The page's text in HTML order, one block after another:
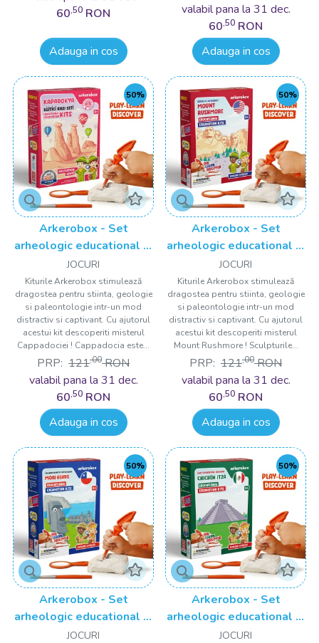
60,50 RON
Adauga in cos
valabil pana la 31 dec.
60,50 RON
Adauga in cos
50%
Arkerobox - Set
arheologic educational si
puzzle 3D, Cappadocia
JOCURI
Kiturile Arkerobox stimulează
dragostea pentru stiinta, geologie
si paleontologie intr-un mod
distractiv si captivant. Cu ajutorul
acestui kit descoperiti misterul
Cappadociei ! Cappadocia este...
PRP: 121,00 RON
valabil pana la 31 dec.
60,50 RON
Adauga in cos
50%
Arkerobox - Set
arheologic educational si
puzzle 3D, Mount
Rushmore
JOCURI
Kiturile Arkerobox stimulează
dragostea pentru stiinta, geologie
si paleontologie intr-un mod
distractiv si captivant. Cu ajutorul
acestui kit descoperiti misterul
Mount Rushmore ! Sculpturile...
PRP: 121,00 RON
valabil pana la 31 dec.
60,50 RON
Adauga in cos
50%
Arkerobox - Set
arheologic educational si
puzzle 3D, Moai Heads
JOCURI
50%
Arkerobox - Set
arheologic educational si
puzzle 3D, Chichen Itza
JOCURI